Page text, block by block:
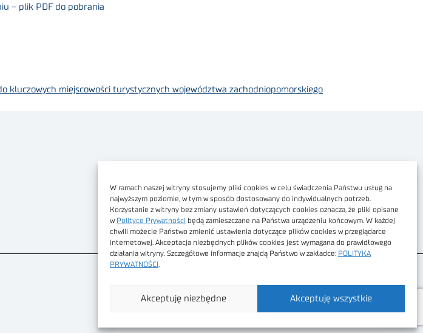
W ramach naszej witryny stosujemy pliki cookies w celu świadczenia Państwu usług na
najwyższym poziomie, w tym w sposób dostosowany do indywidualnych potrzeb.
Korzystanie z witryny bez zmiany ustawień dotyczących cookies oznacza, że pliki opisane
w Polityce Prywatności będą zamieszczane na Państwa urządzeniu końcowym. W każdej
chwili możecie Państwo zmienić ustawienia dotyczące plików cookies w przeglądarce
internetowej. Akceptacja niezbędnych plików cookies jest wymagana do prawidłowego
działania witryny. Szczegółowe informacje znajdą Państwo w zakładce: POLITYKA
PRYWATNOŚCI
Akceptuję wszystkie
Akceptuję niezbędne
– plik PDF do pobrania
miejscowości turystycznych województwa zachodniopomorskiego
Dostępność cyfrowa
Regulamin Portalu
Regulamin sklepu